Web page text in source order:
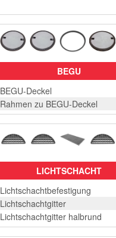
BEGU
BEGU-Deckel
Rahmen zu BEGU-Deckel
LICHTSCHACHT
Lichtschachtbefestigung
Lichtschachtgitter
Lichtschachtgitter halbrund